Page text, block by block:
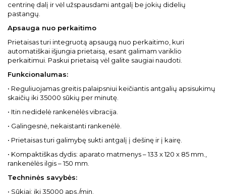
centrinę dalį ir vėl užspausdami antgalį be jokių didelių
pastangų.
Apsauga nuo perkaitimo
Prietaisas turi integruotą apsaugą nuo perkaitimo, kuri
automatiškai išjungia prietaisą, esant galimam variklio
perkaitimui. Paskui prietaisą vėl galite saugiai naudoti.
Funkcionalumas:
• Reguliuojamas greitis palaipsniui keičiantis antgalių apsisukimų
skaičių iki 35000 sūkių per minutę.
• Itin nedidelė rankenėlės vibracija.
• Galingesnė, nekaistanti rankenėlė.
• Prietaisas turi galimybę sukti antgalį į dešinę ir į kairę.
• Kompaktiškas dydis: aparato matmenys – 133 x 120 x 85 mm.,
rankenėlės ilgis – 150 mm.
Techninės savybės:
• Sūkiai: iki 35000 aps./min.